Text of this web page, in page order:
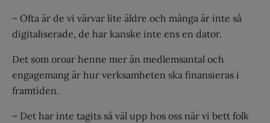
– Ofta är de vi värvar lite äldre och många är inte så
digitaliserade, de har kanske inte ens en dator.
Det som oroar henne mer än medlemsantal och
engagemang är hur verksamheten ska finansieras i
framtiden.
– Det har inte tagits så väl upp hos oss när vi bett folk